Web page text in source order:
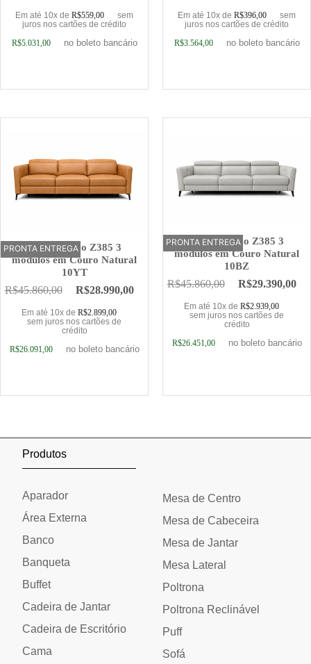
Em até 10x de R$559,00
sem
juros nos cartões de crédito
R$5.031,00 no boleto bancário
Em até 10x de R$396,00
sem
juros nos cartões de crédito
R$3.564,00 no boleto bancário
OFERTA
PRONTA ENTREGA
Sofá Elétrico Z385 3
módulos em Couro Natural
10YT
R$45.860,00 R$28.990,00
Em até 10x de R$2.899,00
sem juros nos cartões de
crédito
R$26.091,00 no boleto bancário
OFERTA
PRONTA ENTREGA
Sofá Elétrico Z385 3
módulos em Couro Natural
10BZ
R$45.860,00 R$29.390,00
Em até 10x de R$2.939,00
sem juros nos cartões de
crédito
R$26.451,00 no boleto bancário
Produtos
Aparador
Área Externa
Banco
Banqueta
Buffet
Cadeira de Jantar
Cadeira de Escritório
Cama
Mesa de Centro
Mesa de Cabeceira
Mesa de Jantar
Mesa Lateral
Poltrona
Poltrona Reclinável
Puff
Sofá